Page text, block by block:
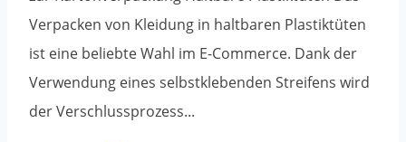
Verpacken von Kleidung in haltbaren Plastiktüten
ist eine beliebte Wahl im E-Commerce. Dank der
Verwendung eines selbstklebenden Streifens wird
der Verschlussprozess...